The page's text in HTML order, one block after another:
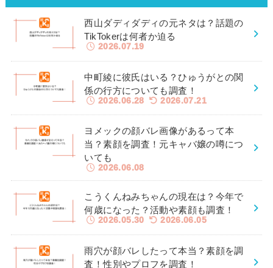
西山ダディダディの元ネタは？話題の
TikTokerは何者か迫る
2026.07.19
中町綾に彼氏はいる？ひゅうがとの関
係の行方についても調査！
2026.06.28 2026.07.21
ヨメックの顔バレ画像があるって本
当？素顔を調査！元キャバ嬢の噂につ
いても
2026.06.08
こうくんねみちゃんの現在は？今年で
何歳になった？活動や素顔も調査！
2026.05.30 2026.06.05
雨穴が顔バレしたって本当？素顔を調
査！性別やプロフを調査！